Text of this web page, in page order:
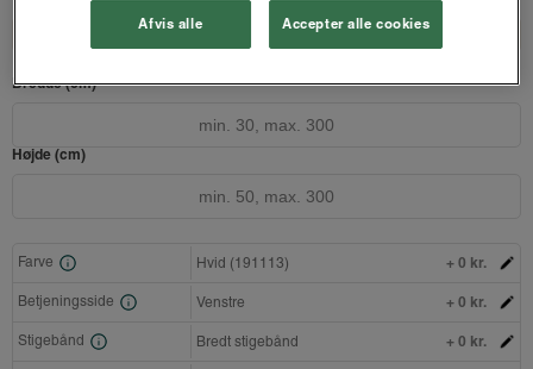
Design dit gardin Læs opmålingsvejledningen
Bredde (cm)
Højde (cm)
Farve Hvid (191113) + 0 kr.
Betjeningsside Venstre + 0 kr.
Stigebånd Bredt stigebånd + 0 kr.
Afvis alle Accepter alle cookies